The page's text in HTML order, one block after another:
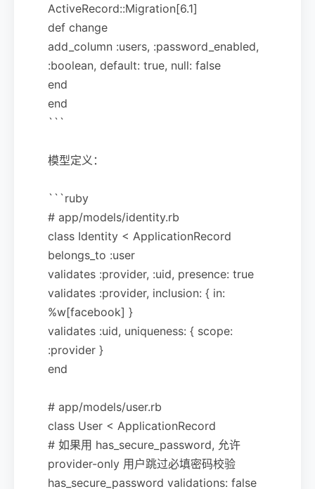
ActiveRecord::Migration[6.1]
def change
add_column :users, :password_enabled,
:boolean, default: true, null: false
end
end
```
模型定义：
```ruby
# app/models/identity.rb
class Identity < ApplicationRecord
belongs_to :user
validates :provider, :uid, presence: true
validates :provider, inclusion: { in:
%w[facebook] }
validates :uid, uniqueness: { scope:
:provider }
end
# app/models/user.rb
class User < ApplicationRecord
# 如果用 has_secure_password, 允许
provider-only 用户跳过必填密码校验
has_secure_password validations: false